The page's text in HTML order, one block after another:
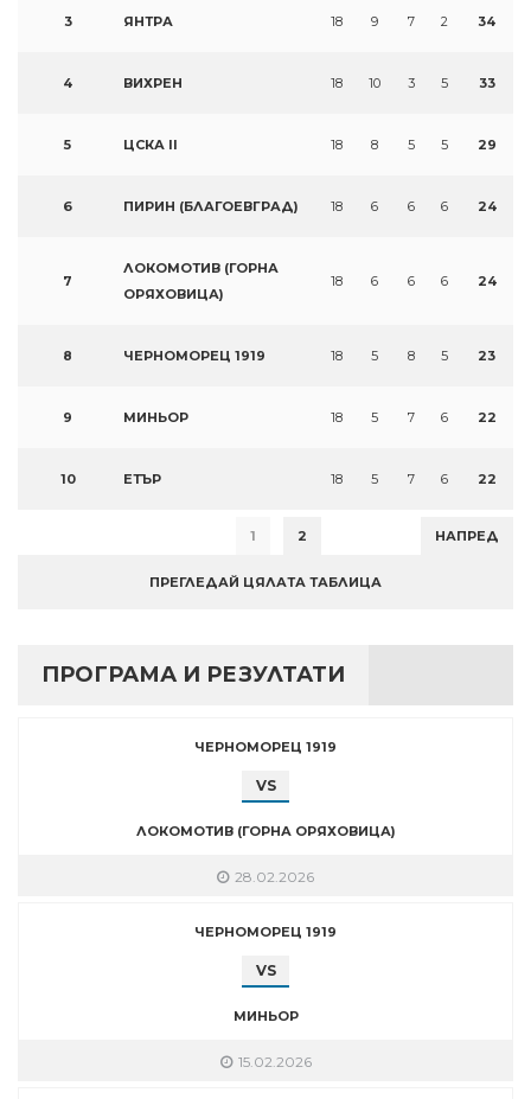
3 ЯНТРА 18 9 7 2 34
4 ВИХРЕН 18 10 3 5 33
5 ЦСКА II 18 8 5 5 29
6 ПИРИН (БЛАГОЕВГРАД) 18 6 6 6 24
7
ЛОКОМОТИВ (ГОРНА
ОРЯХОВИЦА)
18 6 6 6 24
8 ЧЕРНОМОРЕЦ 1919 18 5 8 5 23
9 МИНЬОР 18 5 7 6 22
10 ЕТЪР 18 5 7 6 22
1 2 НАПРЕД
ПРЕГЛЕДАЙ ЦЯЛАТА ТАБЛИЦА
ПРОГРАМА И РЕЗУЛТАТИ
ЧЕРНОМОРЕЦ 1919
VS
ЛОКОМОТИВ (ГОРНА ОРЯХОВИЦА)
28.02.2026
ЧЕРНОМОРЕЦ 1919
VS
МИНЬОР
15.02.2026